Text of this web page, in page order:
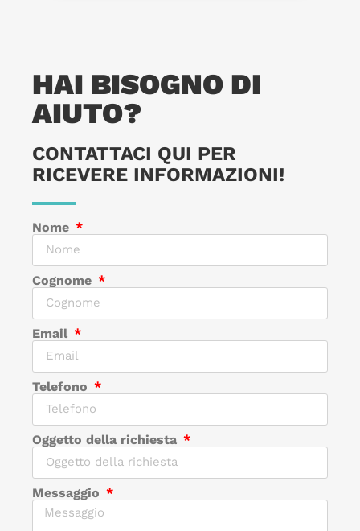
HAI BISOGNO DI
AIUTO?
CONTATTACI QUI PER
RICEVERE INFORMAZIONI!
Nome
Cognome
Email
Telefono
Oggetto della richiesta
Messaggio